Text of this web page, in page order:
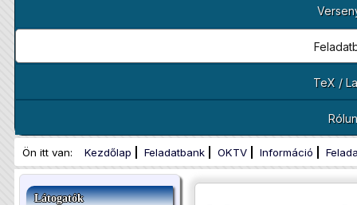
TeX /
Ön itt van: Kezdőlap Feladatbank OKTV Információ
Látogatók